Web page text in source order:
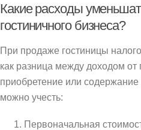
Какие расходы
гостиничного бизнеса?
При продаже гостиницы
как разница между доходом
приобретение или содержание
можно учесть:
Первоначальная